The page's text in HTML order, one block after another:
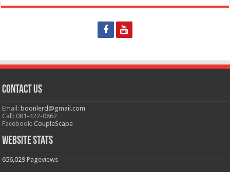
Contact Us
Email: boonlerd@gmail.com
Call: 081-422-0862
Facebook:CoupleScape
Website Stats
656,029 Pageviews